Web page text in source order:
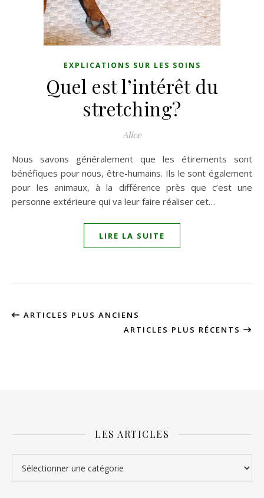
EXPLICATIONS SUR LES SOINS
Quel est l’intérêt du
stretching?
Alice
Nous savons généralement que les étirements sont
bénéfiques pour nous, être-humains. Ils le sont également
pour les animaux, à la différence près que c’est une
personne extérieure qui va leur faire réaliser cet…
LIRE LA SUITE
ARTICLES PLUS ANCIENS
ARTICLES PLUS RÉCENTS
LES ARTICLES